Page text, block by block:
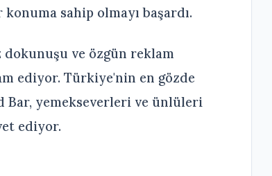
sahip olmayı başardı.
ve özgün reklam
ediyor. Türkiye'nin en gözde
Bar, yemekseverleri ve ünlüleri
ediyor.